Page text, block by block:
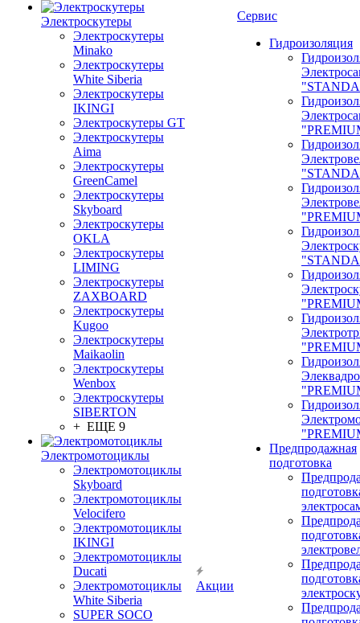
Электроскутеры
Электроскутеры
Minako
Электроскутеры
White Siberia
Электроскутеры
IKINGI
Электроскутеры GT
Электроскутеры
Aima
Электроскутеры
GreenCamel
Электроскутеры
Skyboard
Электроскутеры
OKLA
Электроскутеры
LIMING
Электроскутеры
ZAXBOARD
Электроскутеры
Kugoo
Электроскутеры
Maikaolin
Электроскутеры
Wenbox
Электроскутеры
SIBERTON
+ ЕЩЕ 9
Электромотоциклы
Электромотоциклы
Skyboard
Электромотоциклы
Velocifero
Электромотоциклы
IKINGI
Электромотоциклы
Ducati
Электромотоциклы
White Siberia
SUPER SOCO
Акции
Сервис
Гидроизоляция
Предпродажная
подготовка